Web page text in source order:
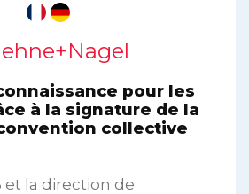
pour les
à la signature de la
collective
et la direction de